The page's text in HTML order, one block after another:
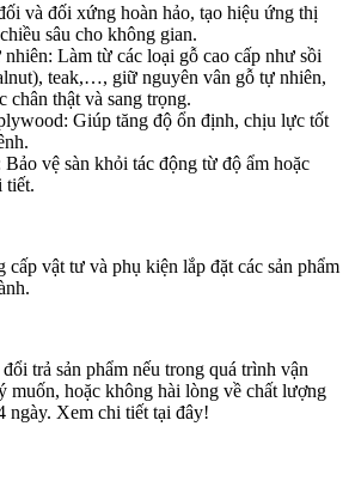
và đối xứng hoàn hảo, tạo hiệu ứng thị
sâu cho không gian.
Làm từ các loại gỗ cao cấp như sồi
teak,…, giữ nguyên vân gỗ tự nhiên,
chân thật và sang trọng.
Giúp tăng độ ổn định, chịu lực tốt
vệ sàn khỏi tác động từ độ ẩm hoặc
tiết.
vật tư và phụ kiện lắp đặt các sản phẩm
trả sản phẩm nếu trong quá trình vận
muốn, hoặc không hài lòng về chất lượng
ngày. Xem chi tiết tại đây!